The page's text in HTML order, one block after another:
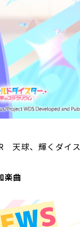
天球、輝くダイ
楽曲